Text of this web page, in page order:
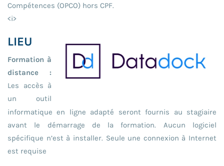
Compétences (OPCO) hors CPF.
<i>
LIEU
Formation à
distance :
Les accès à
un outil
informatique en ligne adapté seront fournis au stagiaire
avant le démarrage de la formation. Aucun logiciel
spécifique n’est à installer. Seule une connexion à Internet
est requise